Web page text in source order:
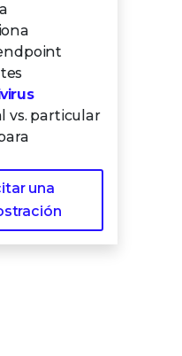
vs. particular
una